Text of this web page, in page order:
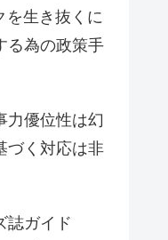
を生き抜くに
為の政策手
力優位性は幻
く対応は非
誌ガイド